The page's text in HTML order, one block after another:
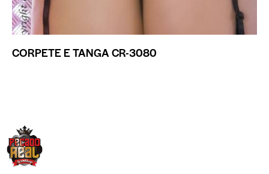
CORPETE E TANGA CR-3080